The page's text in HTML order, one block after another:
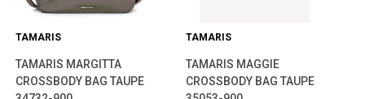
TAMARIS
TAMARIS MARGITTA
CROSSBODY BAG TAUPE
TAMARIS
TAMARIS MAGGIE
CROSSBODY BAG TAUPE